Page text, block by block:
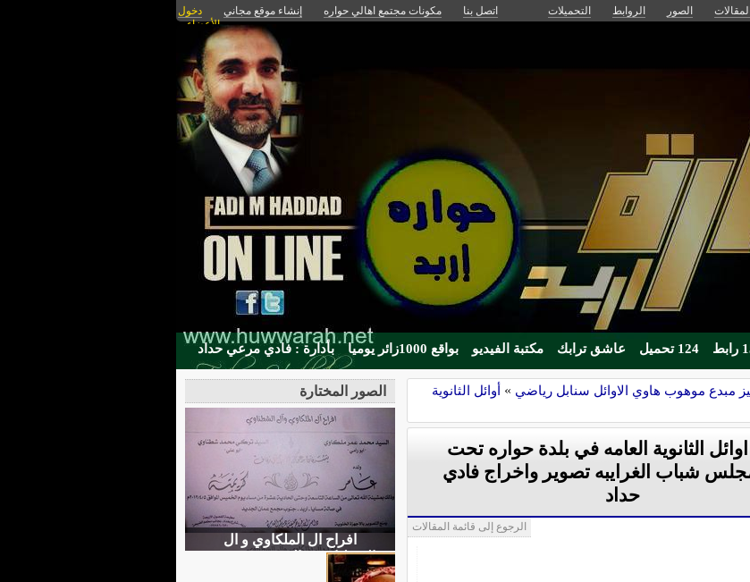
المقالات الصور الروابط التحميلات اتصل بنا مكونات مجتمع اهالي حواره إنشاء موقع مجاني
دخول
الأعضاء
124 تحميل عاشق ترابك مكتبة الفيديو بواقع 1000زائر يوميا بأدارة : فادي مرعي حداد
مبدع موهوب هاوي الاوائل سنابل رياضي » أوائل الثانوية
الثانوية العامه في بلدة حواره تحت
شباب الغرايبه تصوير واخراج فادي
حداد
الرجوع إلى قائمة المقالات
الصور المختارة
افراح ال الملكاوي و ال
الشطناوي و السيد محمد عمر
ملكاوي (ابو رامي) و السيد تركي